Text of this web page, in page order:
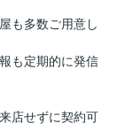
も多数ご用意し
も定期的に発信
店せずに契約可